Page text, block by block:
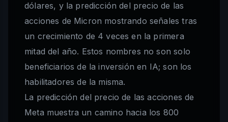
dólares, y la predicción del precio de las
acciones de Micron mostrando señales tras
un crecimiento de 4 veces en la primera
mitad del año. Estos nombres no son solo
beneficiarios de la inversión en IA; son los
habilitadores de la misma.
La predicción del precio de las acciones de
Meta muestra un camino hacia los 800